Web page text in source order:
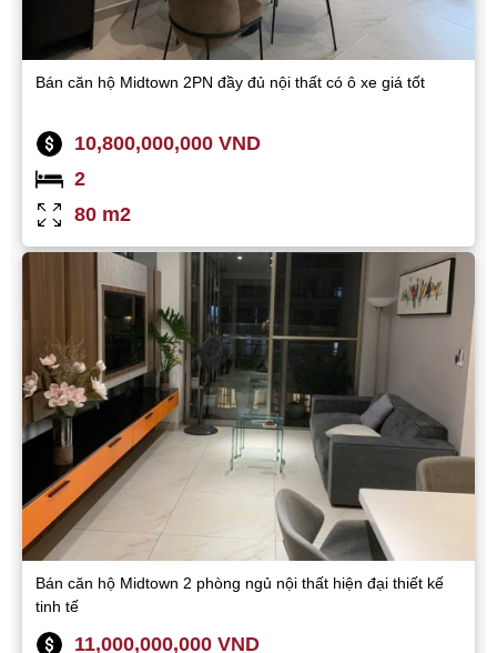
Bán căn hộ Midtown 2PN đầy đủ nội thất có ô xe giá tốt
10,800,000,000 VND
2
80 m2
Bán căn hộ Midtown 2 phòng ngủ nội thất hiện đại thiết kế
tinh tế
11,000,000,000 VND